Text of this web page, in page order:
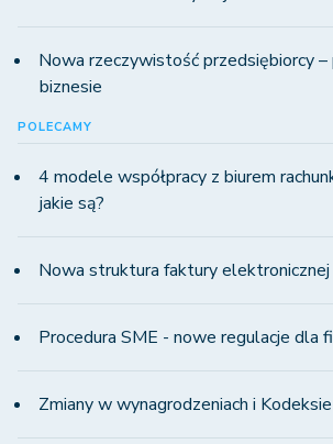
Nowa rzeczywistość przedsiębiorcy –
biznesie
POLECAMY
4 modele współpracy z biurem
jakie są?
Nowa struktura faktury
Procedura SME - nowe regulacje dla
Zmiany w wynagrodzeniach i